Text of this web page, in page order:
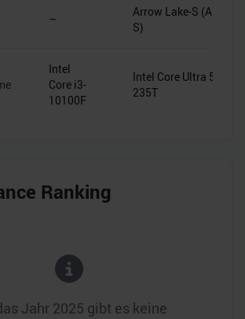
–
Arrow Lake-S (ARL-
S)
Intel
Core i3-
10100F
Intel Core Ultra 5
235T
Ranking
Jahr 2025 gibt es keine